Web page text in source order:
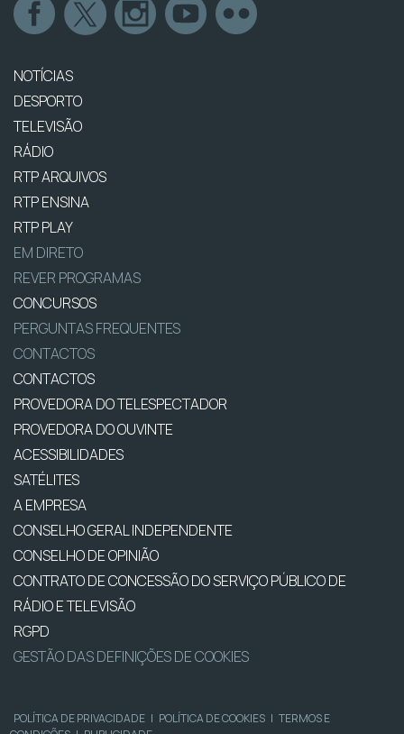
NOTÍCIAS
DESPORTO
TELEVISÃO
RÁDIO
RTP ARQUIVOS
RTP ENSINA
RTP PLAY
EM DIRETO
REVER PROGRAMAS
CONCURSOS
PERGUNTAS FREQUENTES
CONTACTOS
CONTACTOS
PROVEDORA DO TELESPECTADOR
PROVEDORA DO OUVINTE
ACESSIBILIDADES
SATÉLITES
A EMPRESA
CONSELHO GERAL INDEPENDENTE
CONSELHO DE OPINIÃO
CONTRATO DE CONCESSÃO DO SERVIÇO PÚBLICO DE
RÁDIO E TELEVISÃO
RGPD
GESTÃO DAS DEFINIÇÕES DE COOKIES
POLÍTICA DE PRIVACIDADE | POLÍTICA DE COOKIES | TERMOS E